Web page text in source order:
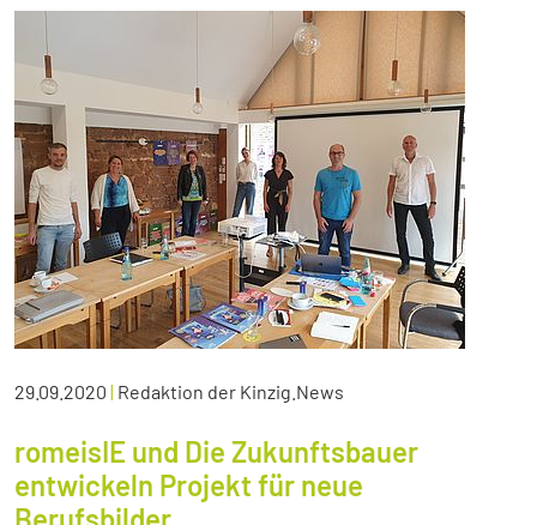
29.09.2020 | Redaktion der Kinzig.News
romeisIE und Die Zukunftsbauer
entwickeln Projekt für neue